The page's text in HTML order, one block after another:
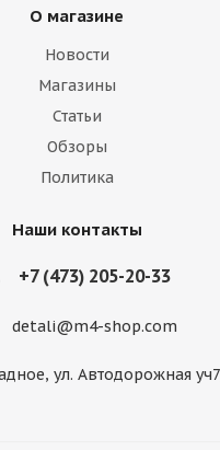
О магазине
Новости
Магазины
Статьи
Обзоры
Политика
Наши контакты
+7 (473) 205-20-33
detali@m4-shop.com
ул. Автодорожная